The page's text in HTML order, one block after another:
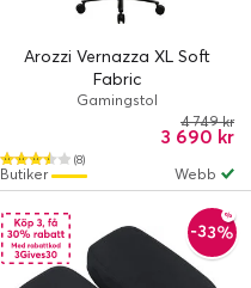
Arozzi Vernazza XL Soft
Fabric
Gamingstol
(8)
3 690 kr
4 749 kr
Webb
Butiker
-33%